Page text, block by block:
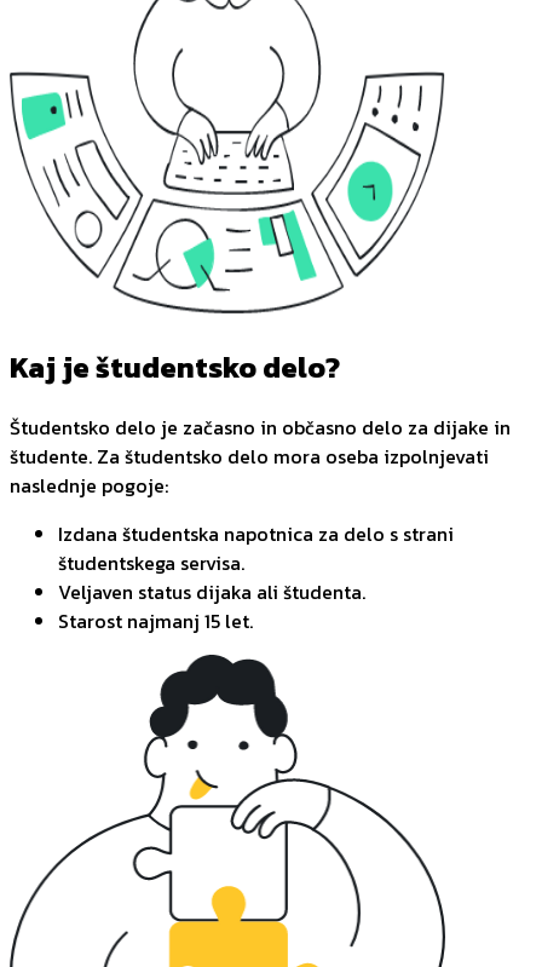
Kaj je študentsko delo?
Študentsko delo je začasno in občasno delo za dijake in
študente. Za študentsko delo mora oseba izpolnjevati
naslednje pogoje:
Izdana študentska napotnica za delo s strani
študentskega servisa.
Veljaven status dijaka ali študenta.
Starost najmanj 15 let.